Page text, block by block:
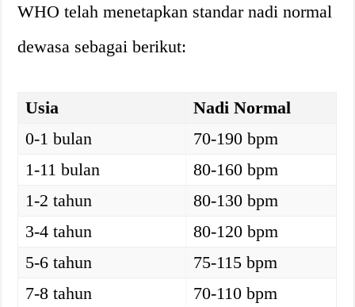
WHO telah menetapkan standar nadi normal
dewasa sebagai berikut:
Usia
Nadi Normal
0-1 bulan
70-190 bpm
1-11 bulan
80-160 bpm
1-2 tahun
80-130 bpm
3-4 tahun
80-120 bpm
5-6 tahun
75-115 bpm
7-8 tahun
70-110 bpm